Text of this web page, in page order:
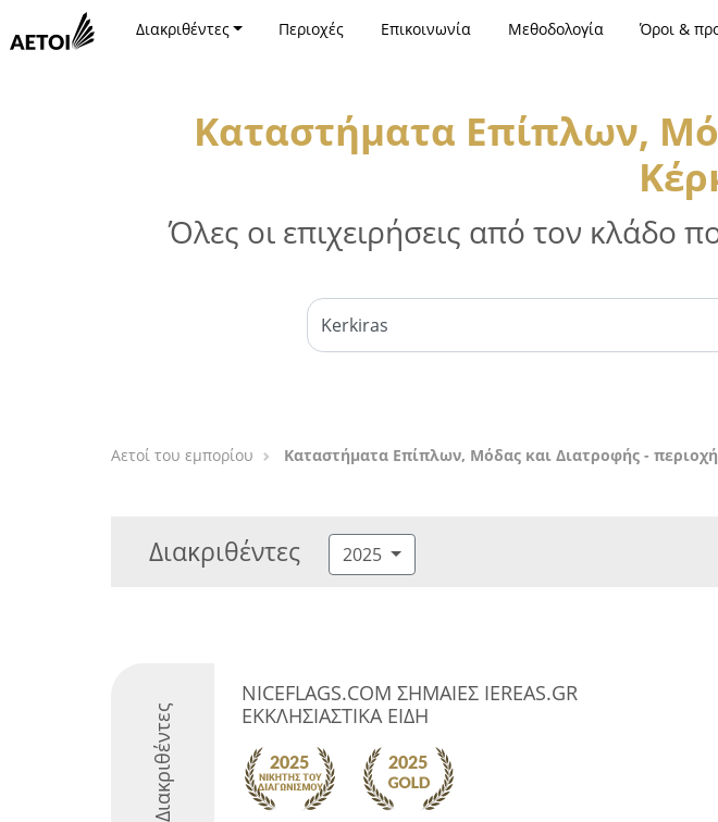
Διακριθέντες Περιοχές Επικοινωνία Μεθοδολογία Όροι &
Καταστήματα Επίπλων,
Όλες οι επιχειρήσεις από τον κλάδο
Αετοί του εμπορίου Καταστήματα Επίπλων, Μόδας και Διατροφής -
Διακριθέντες 2025
Διακριθέντες
NICEFLAGS.COM ΣΗΜΑΙΕΣ IEREAS.GR
ΕΚΚΛΗΣΙΑΣΤΙΚΑ ΕΙΔΗ